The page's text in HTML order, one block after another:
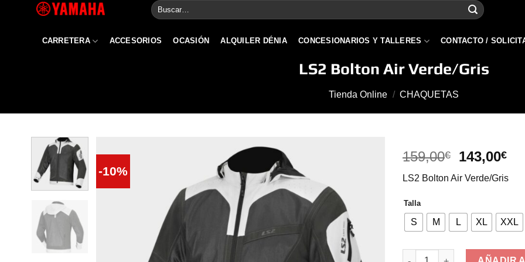
Buscar
por:
CARRETERA ACCESORIOS OCASIÓN ALQUILER DÉNIA CONCESIONARIOS Y TALLERES CONTACTO /
LS2 Bolton Air Verde/Gris
Tienda Online / CHAQUETAS
-10%
159,00€
El
original
159,00€.
143,00€El
LS2 Bolton Air Verde/Gris
Talla
S M L XL XXL
LS2 Bolton Air Verde/Gris